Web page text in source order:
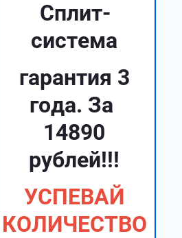
Сплит-
система
гарантия 3
года. За
14890
рублей!!!
УСПЕВАЙ
КОЛИЧЕСТВО